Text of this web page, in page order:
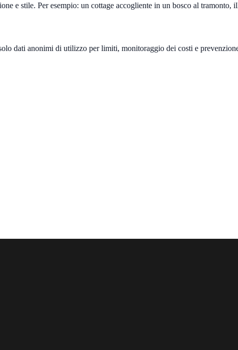
e stile. Per esempio: un cottage accogliente in un bosco al tramonto,
dati anonimi di utilizzo per limiti, monitoraggio dei costi e